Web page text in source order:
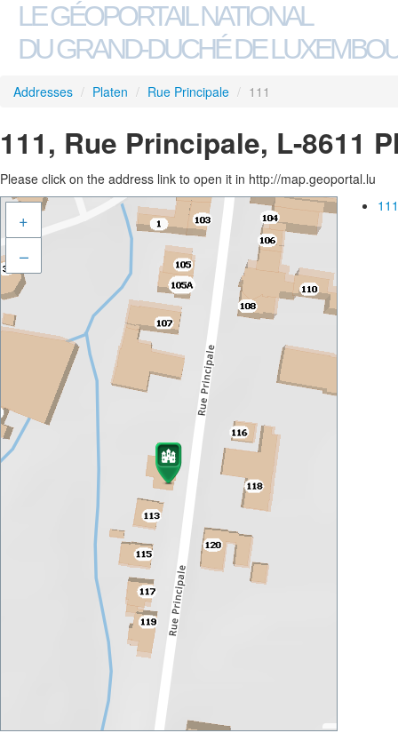
LE GÉOPORTAIL NATIONAL
DU GRAND-DUCHÉ DE
Addresses / Platen / Rue Principale / 111
111, Rue Principale, L-8611
Please click on the address link to open it in http://map.geoportal.lu
+
–